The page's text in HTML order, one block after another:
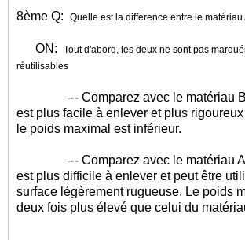
8ème Q: Quelle est la différence entre le matériau
ON:
Tout d'abord, les deux ne sont pas
réutilisables
--- Comparez avec le matériau B,
est plus facile à enlever et plus
le poids maximal est inférieur.
--- Comparez avec le matériau A,
est plus difficile à enlever et peut être
surface légèrement rugueuse. Le poids
deux fois plus élevé que celui du